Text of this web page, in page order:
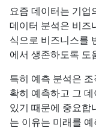
요즘 데이터는 기업
데이터 분석은 비즈
식으로 비즈니스를
에서 생존하도록 도
특히 예측 분석은
확히 예측하고 그
있기 때문에 중요합
는 이유는 미래를